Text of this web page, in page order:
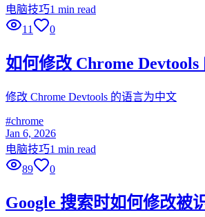
电脑技巧1 min read
11
0
如何修改 Chrome
修改 Chrome Devtools 的语言为中文
#chrome
Jan 6, 2026
电脑技巧1 min read
89
0
Google 搜索时如何修改被